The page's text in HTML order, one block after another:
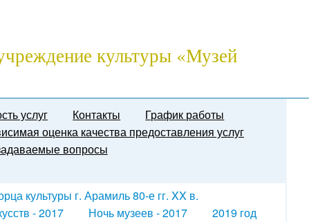
культуры «Музей
услуг Контакты
График работы
оценка качества предоставления услуг
вопросы
культуры г. Арамиль 80-е гг. XX в.
- 2017 Ночь музеев - 2017
2019 год